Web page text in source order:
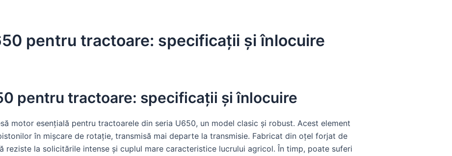
pentru tractoare: specificații și înlocuire
pentru tractoare: specificații și înlocuire
motor esențială pentru tractoarele din seria U650, un model clasic și robust. Acest element
în mișcare de rotație, transmisă mai departe la transmisie. Fabricat din oțel forjat de
reziste la solicitările intense și cuplul mare caracteristice lucrului agricol. În timp, poate suferi